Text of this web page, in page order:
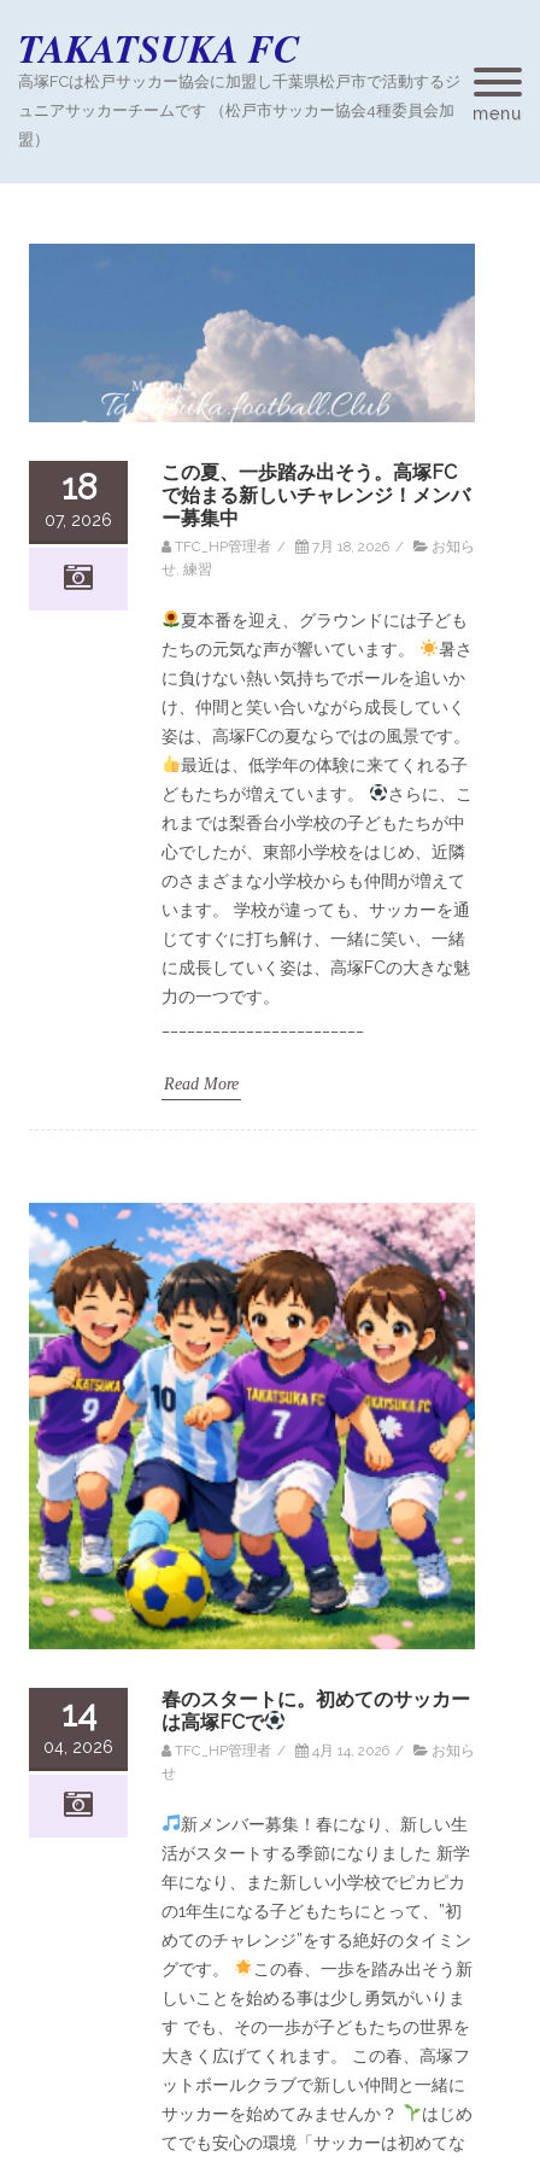
TAKATSUKA FC
高塚FCは松戸サッカー協会に加盟し千葉県松戸市で活動するジ
ュニアサッカーチームです （松戸市サッカー協会4種委員会加
盟）
menu
18
07, 2026
この夏、一歩踏み出そう。高塚FC
で始まる新しいチャレンジ！メンバ
ー募集中
TFC_HP管理者 / 7月 18, 2026 /
お知ら
せ 練習
夏本番を迎え、グラウンドには子ども
たちの元気な声が響いています。
暑さ
に負けない熱い気持ちでボールを追いか
け、仲間と笑い合いながら成長していく
姿は、高塚FCの夏ならではの風景です。
最近は、低学年の体験に来てくれる子
どもたちが増えています。
さらに、こ
れまでは梨香台小学校の子どもたちが中
心でしたが、東部小学校をはじめ、近隣
のさまざまな小学校からも仲間が増えて
います。 学校が違っても、サッカーを通
じてすぐに打ち解け、一緒に笑い、一緒
に成長していく姿は、高塚FCの大きな魅
力の一つです。
Read More
14
04, 2026
春のスタートに。初めてのサッカー
は高塚FCで
TFC_HP管理者 / 4月 14, 2026 /
お知ら
せ
新メンバー募集！春になり、新しい生
活がスタートする季節になりました 新学
年になり、また新しい小学校でピカピカ
の1年生になる子どもたちにとって、”初
めてのチャレンジ”をする絶好のタイミン
グです。
この春、一歩を踏み出そう新
しいことを始める事は少し勇気がいりま
す でも、その一歩が子どもたちの世界を
大きく広げてくれます。 この春、高塚フ
ットボールクラブで新しい仲間と一緒に
サッカーを始めてみませんか？
はじめ
てでも安心の環境「サッカーは初めてな